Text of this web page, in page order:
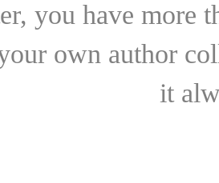
you have more
own author
it